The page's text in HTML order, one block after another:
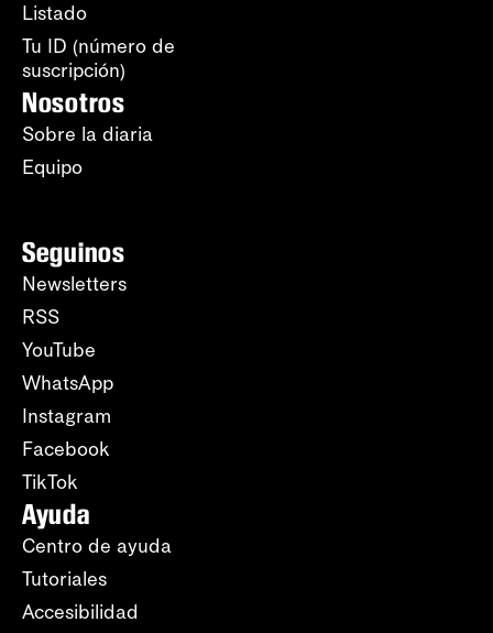
Listado
Tu ID (número de
suscripción)
Nosotros
Sobre la diaria
Equipo
Seguinos
Newsletters
RSS
YouTube
WhatsApp
Instagram
Facebook
TikTok
Ayuda
Centro de ayuda
Tutoriales
Accesibilidad